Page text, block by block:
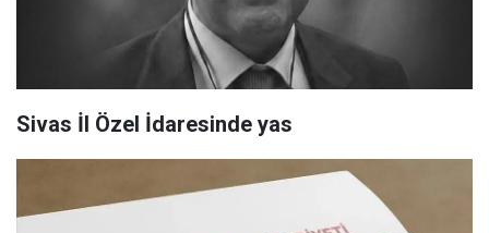
Sivas İl Özel İdaresinde yas